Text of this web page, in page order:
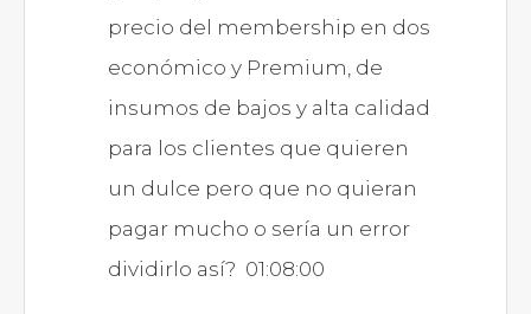
precio del membership en dos
económico y Premium, de
insumos de bajos y alta calidad
para los clientes que quieren
un dulce pero que no quieran
pagar mucho o sería un error
dividirlo así? 01:08:00